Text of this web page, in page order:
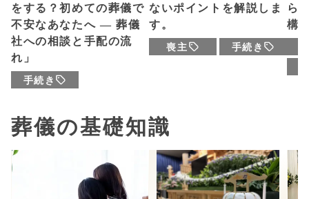
をする？初めての葬儀で
不安なあなたへ ― 葬儀
社への相談と手配の流
れ」
手続き
ないポイントを解説しま
す。
喪主 手続き
ら
構
葬儀の基礎知識